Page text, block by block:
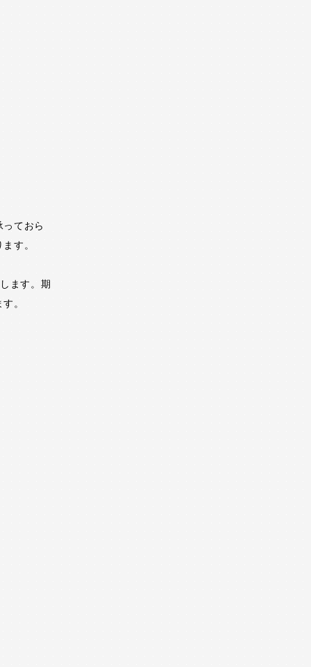
ておら
す。
ます。期
。